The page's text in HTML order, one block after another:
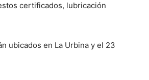
certificados, lubricación
ubicados en La Urbina y el 23